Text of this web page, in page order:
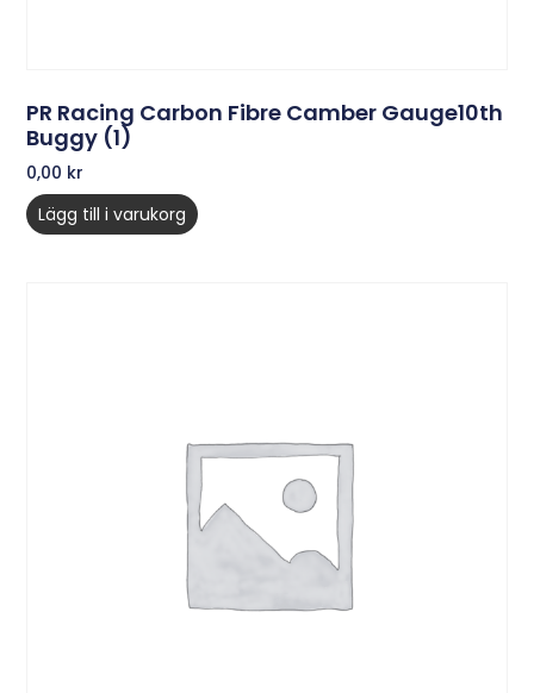
PR Racing Carbon Fibre Camber Gauge10th
Buggy (1)
0,00 kr
Lägg till i varukorg